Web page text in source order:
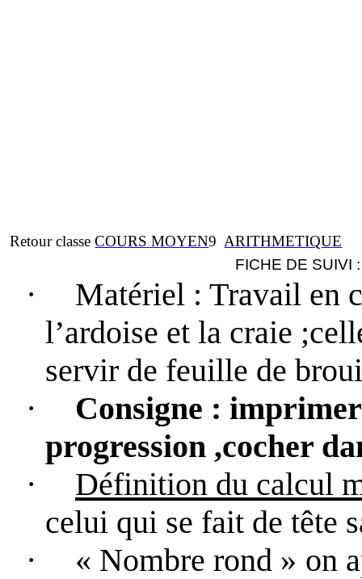
Retour classeCOURS MOYEN9 ARITHMETIQUE
FICHE DE SUIVI
· Matériel : Travail en
l’ardoise et la craie
servir de feuille de
·
Consigne :
progression ,cocher
·
Définition du calcul
celui qui se fait de tête
·
« Nombre rond » on